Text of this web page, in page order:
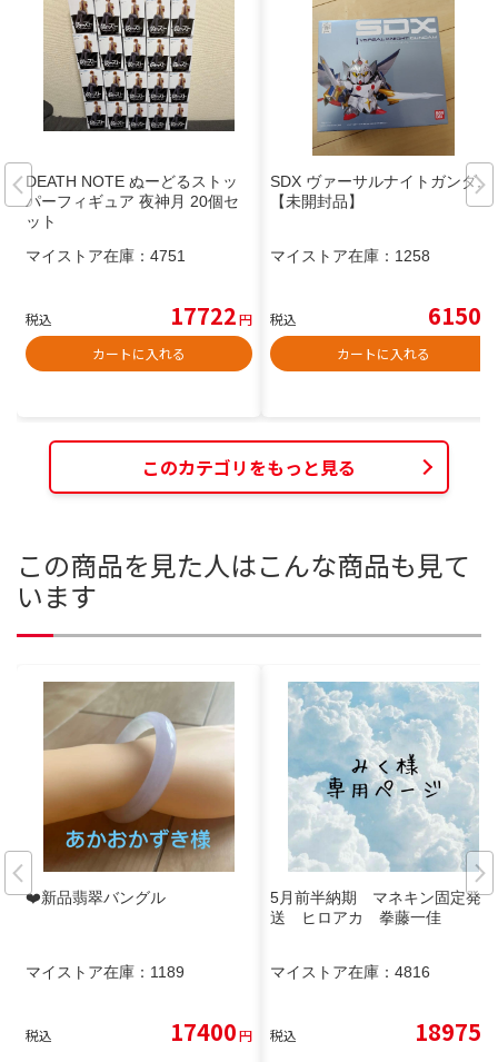
DEATH NOTE ぬーどるストッ
パーフィギュア 夜神月 20個セ
ット
マイストア在庫： 4751
税込 17722円
カートに入れる
SDX ヴァーサルナイトガンダム
【未開封品】
マイストア在庫： 1258
税込 6150
カートに入れる
このカテゴリをもっと見る
この商品を見た人はこんな商品も見て
います
❤️新品翡翠バングル
マイストア在庫： 1189
税込 17400円
5月前半納期 マネキン固定発
送 ヒロアカ 拳藤一佳
マイストア在庫： 4816
税込 18975